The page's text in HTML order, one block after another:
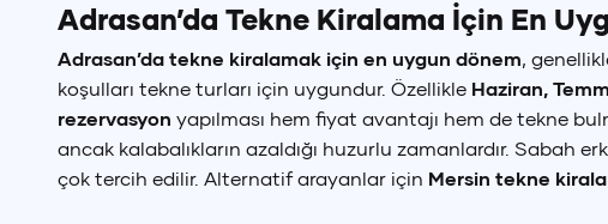
Adrasan’da Tekne Kiralama İçin En
Adrasan’da tekne kiralamak için en uygun dönem,
koşulları tekne turları için uygundur. Özellikle Haziran,
rezervasyon yapılması hem fiyat avantajı hem de tekne
ancak kalabalıkların azaldığı huzurlu zamanlardır. Sabah
çok tercih edilir. Alternatif arayanlar için Mersin tekne